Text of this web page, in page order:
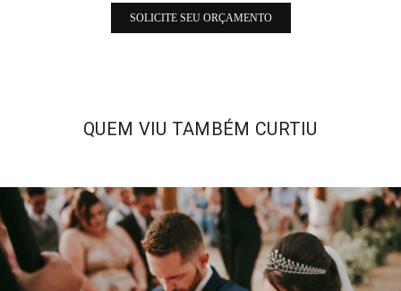
SOLICITE SEU ORÇAMENTO
QUEM VIU TAMBÉM CURTIU